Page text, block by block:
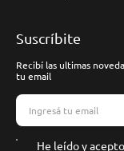
Suscríbite
Recibí las ultimas
tu email
He leído y